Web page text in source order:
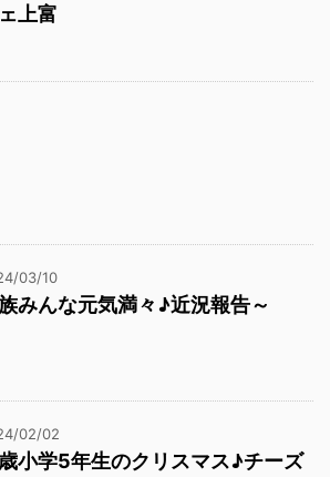
上富
03/10
みんな元気満々♪近況報告～
02/02
小学5年生のクリスマス♪チーズ